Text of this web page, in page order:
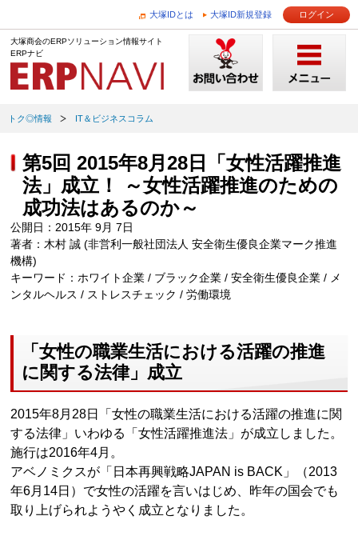
大塚IDとは 大塚ID新規登録 ログイン
大塚商会のERPソリューション情報サイト
ERPナビ
トク◎情報 IT＆ビジネスコラム
第5回 2015年8月28日「女性活躍推進
法」成立！ ～女性活躍推進のための
成功法はあるのか～
公開日：2015年 9月 7日
著者：木村 誠 (非営利一般社団法人 安全衛生優良企業マーク推進
機構)
キーワード：ホワイト企業 / ブラック企業 / 安全衛生優良企業 / メ
ンタルヘルス / ストレスチェック / 労働環境
「女性の職業生活における活躍の推進
に関する法律」成立
2015年8月28日「女性の職業生活における活躍の推進に関
する法律」いわゆる「女性活躍推進法」が成立しました。
施行は2016年4月。
アベノミクスが「日本再興戦略JAPAN is BACK」（2013
年6月14日）で女性の活躍を言いはじめ、昨年の国会でも
取り上げられようやく成立となりました。